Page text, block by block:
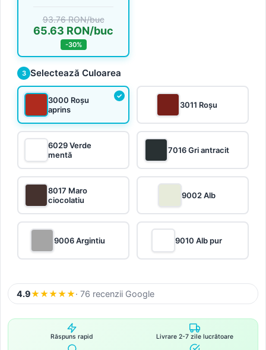
93.76 RON/buc
65.63 RON/buc
-30%
3 Selectează Culoarea
3000 Roșu
aprins
3011 Roșu
6029 Verde
mentă
7016 Gri antracit
8017 Maro
ciocolatiu
9002 Alb
9006 Argintiu 9010 Alb pur
4.9★★★★★· 76 recenzii Google
Răspuns rapid Livrare 2-7 zile lucrătoare